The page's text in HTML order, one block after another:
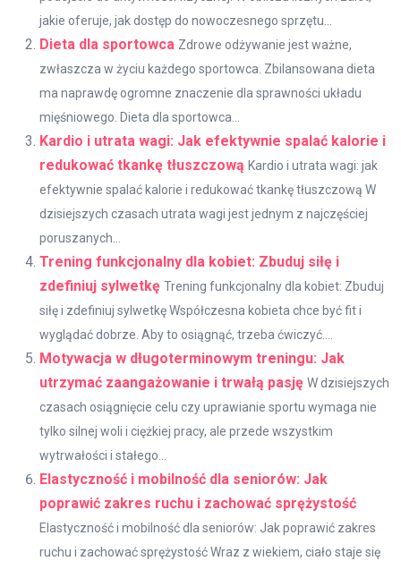
jakie oferuje, jak dostęp do nowoczesnego sprzętu...
Dieta dla sportowca Zdrowe odżywanie jest ważne,
zwłaszcza w życiu każdego sportowca. Zbilansowana dieta
ma naprawdę ogromne znaczenie dla sprawności układu
mięśniowego. Dieta dla sportowca...
Kardio i utrata wagi: Jak efektywnie spalać kalorie i
redukować tkankę tłuszczową Kardio i utrata wagi: jak
efektywnie spalać kalorie i redukować tkankę tłuszczową W
dzisiejszych czasach utrata wagi jest jednym z najczęściej
poruszanych...
Trening funkcjonalny dla kobiet: Zbuduj siłę i
zdefiniuj sylwetkę Trening funkcjonalny dla kobiet: Zbuduj
siłę i zdefiniuj sylwetkę Współczesna kobieta chce być fit i
wyglądać dobrze. Aby to osiągnąć, trzeba ćwiczyć....
Motywacja w długoterminowym treningu: Jak
utrzymać zaangażowanie i trwałą pasję W dzisiejszych
czasach osiągnięcie celu czy uprawianie sportu wymaga nie
tylko silnej woli i ciężkiej pracy, ale przede wszystkim
wytrwałości i stałego...
Elastyczność i mobilność dla seniorów: Jak
poprawić zakres ruchu i zachować sprężystość
Elastyczność i mobilność dla seniorów: Jak poprawić zakres
ruchu i zachować sprężystość Wraz z wiekiem, ciało staje się